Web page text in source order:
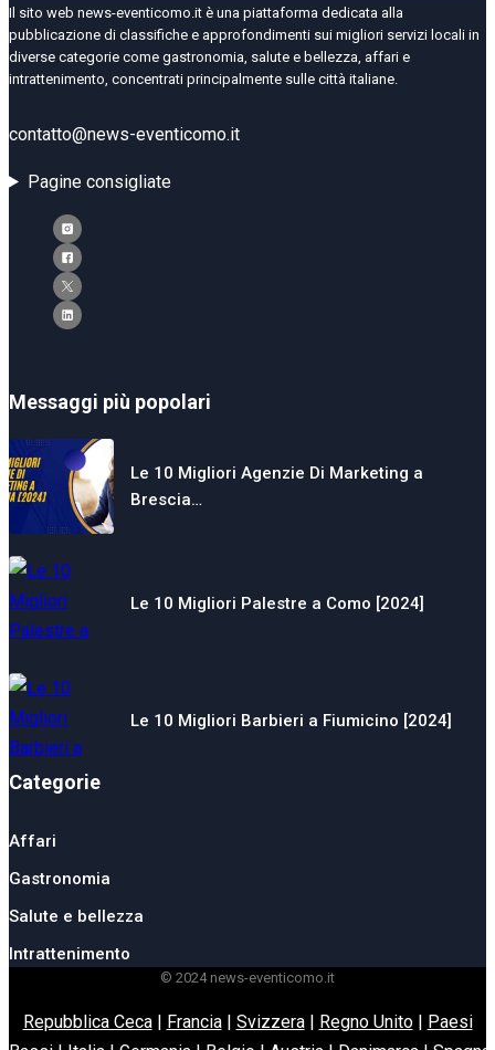
Il sito web news-eventicomo.it è una piattaforma dedicata alla
pubblicazione di classifiche e approfondimenti sui migliori servizi locali in
diverse categorie come gastronomia, salute e bellezza, affari e
intrattenimento, concentrati principalmente sulle città italiane.
contatto@news-eventicomo.it
Pagine consigliate
Messaggi più popolari
Le 10 Migliori Agenzie Di Marketing a
Brescia…
Le 10 Migliori Palestre a Como [2024]
Le 10 Migliori Barbieri a Fiumicino [2024]
Categorie
Affari
Gastronomia
Salute e bellezza
Intrattenimento
© 2024 news-eventicomo.it
Repubblica Ceca| Francia| Svizzera| Regno Unito| Paesi